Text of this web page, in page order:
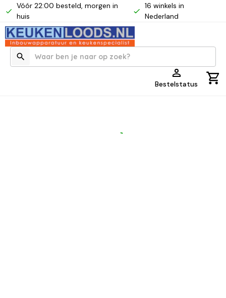
Vóór 22:00 besteld, morgen in
huis
16 winkels in
Nederland
Bestelstatus